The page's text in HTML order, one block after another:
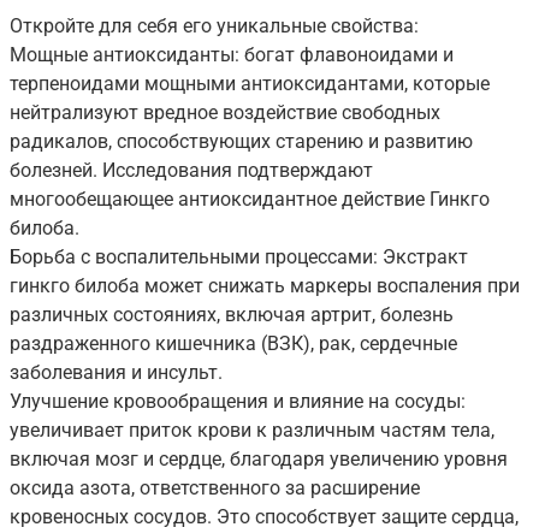
Откройте для себя его уникальные свойства:
Мощные антиоксиданты: богат флавоноидами и
терпеноидами мощными антиоксидантами, которые
нейтрализуют вредное воздействие свободных
радикалов, способствующих старению и развитию
болезней. Исследования подтверждают
многообещающее антиоксидантное действие Гинкго
билоба.
Борьба с воспалительными процессами: Экстракт
гинкго билоба может снижать маркеры воспаления при
различных состояниях, включая артрит, болезнь
раздраженного кишечника (ВЗК), рак, сердечные
заболевания и инсульт.
Улучшение кровообращения и влияние на сосуды:
увеличивает приток крови к различным частям тела,
включая мозг и сердце, благодаря увеличению уровня
оксида азота, ответственного за расширение
кровеносных сосудов. Это способствует защите сердца,